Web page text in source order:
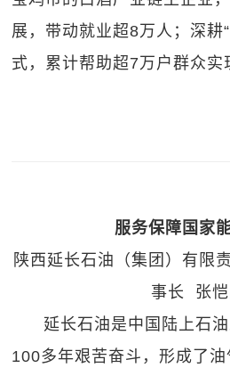
展，带动就业超8万人；深耕
式，累计帮助超7万户群众实
服务保障国家
陕西延长石油（集团）有限
事长 张恺
延长石油是中国陆上石
100多年艰苦奋斗，形成了